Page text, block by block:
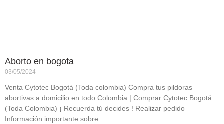
Aborto en bogota
03/05/2024
Venta Cytotec Bogotá (Toda colombia) Compra tus pildoras
abortivas a domicilio en todo Colombia | Comprar Cytotec Bogotá
(Toda Colombia) ¡ Recuerda tú decides ! Realizar pedido
Información importante sobre